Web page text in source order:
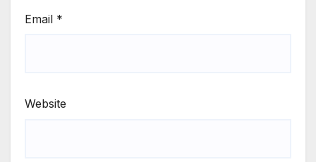
Email *
Website